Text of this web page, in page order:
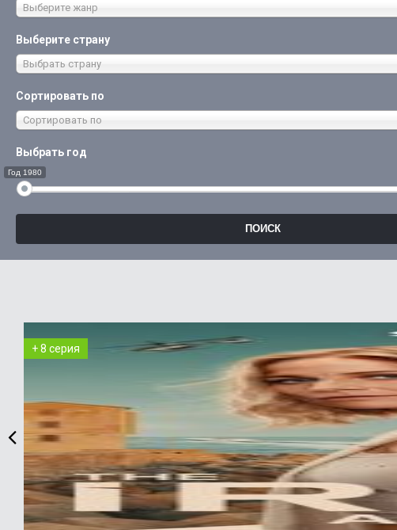
Выберите жанр
Выберите страну
Выбрать страну
Сортировать по
Сортировать по
Выбрать год
Год 1980
+ 8 серия